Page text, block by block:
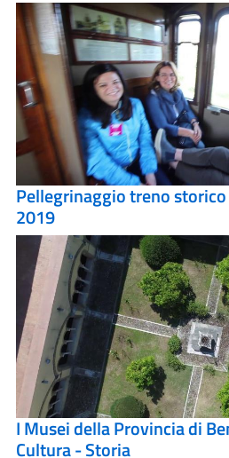
Pellegrinaggio treno
2019
I Musei della Provincia di
Cultura - Storia